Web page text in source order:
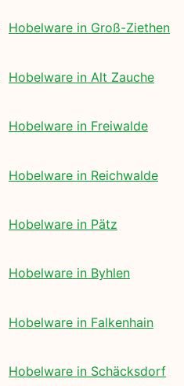
Hobelware in Groß-Ziethen
Hobelware in Alt Zauche
Hobelware in Freiwalde
Hobelware in Reichwalde
Hobelware in Pätz
Hobelware in Byhlen
Hobelware in Falkenhain
Hobelware in Schäcksdorf